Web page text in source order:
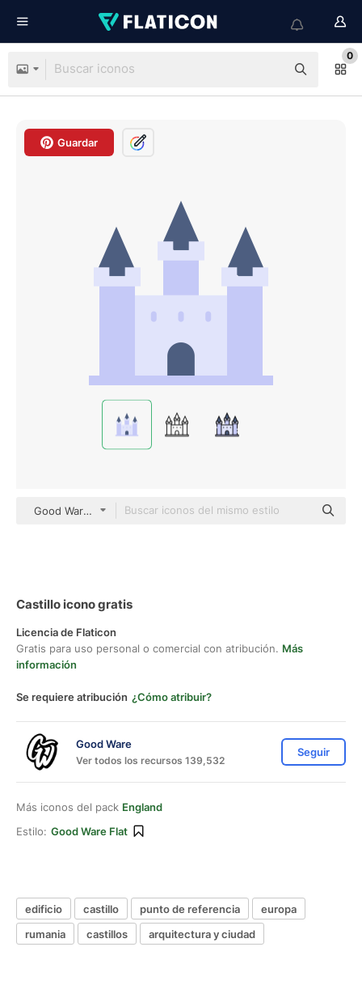
0
Guardar
Good Ware Flat
Castillo icono gratis
Licencia de Flaticon
Gratis para uso personal o comercial con atribución. Más
información
Se requiere atribución ¿Cómo atribuir?
Good Ware
Ver todos los recursos 139,532
Seguir
Más iconos del pack England
Estilo: Good Ware Flat
edificio castillo punto de referencia
europa
rumania
castillos arquitectura y ciudad